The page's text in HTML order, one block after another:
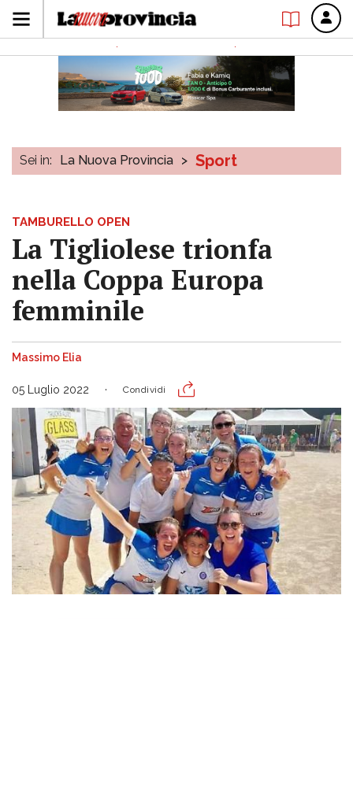
Sei in: La Nuova Provincia > Sport
TAMBURELLO OPEN
La Tigliolese trionfa
nella Coppa Europa
femminile
Massimo Elia
05 Luglio 2022 Condividi